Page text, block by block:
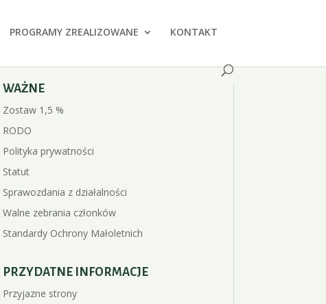
PROGRAMY ZREALIZOWANE KONTAKT
WAŻNE
Zostaw 1,5 %
RODO
Polityka prywatności
Statut
Sprawozdania z działalności
Walne zebrania członków
Standardy Ochrony Małoletnich
PRZYDATNE INFORMACJE
Przyjazne strony